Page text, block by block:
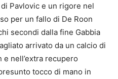
Pavlovic e un rigore nel
per un fallo di De Roon
secondi dalla fine Gabbia
arrivato da un calcio di
nell’extra recupero
tocco di mano in